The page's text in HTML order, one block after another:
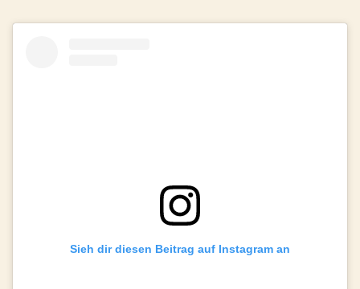
Sieh dir diesen Beitrag auf Instagram an